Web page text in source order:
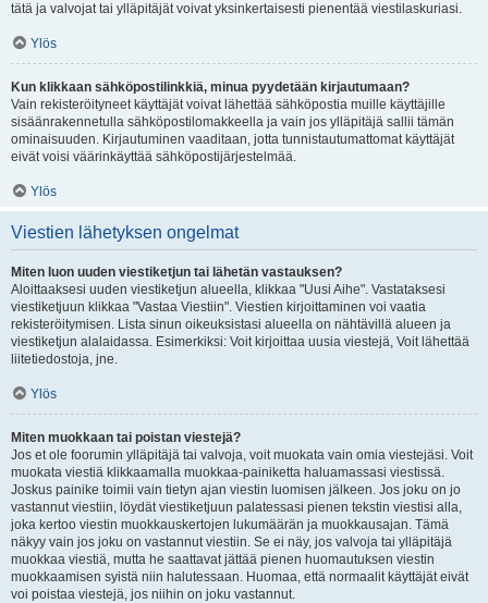
tätä ja valvojat tai ylläpitäjät voivat yksinkertaisesti pienentää viestilaskuriasi.
Ylös
Kun klikkaan sähköpostilinkkiä, minua pyydetään kirjautumaan?
Vain rekisteröityneet käyttäjät voivat lähettää sähköpostia muille käyttäjille
sisäänrakennetulla sähköpostilomakkeella ja vain jos ylläpitäjä sallii tämän
ominaisuuden. Kirjautuminen vaaditaan, jotta tunnistautumattomat käyttäjät
eivät voisi väärinkäyttää sähköpostijärjestelmää.
Ylös
Viestien lähetyksen ongelmat
Miten luon uuden viestiketjun tai lähetän vastauksen?
Aloittaaksesi uuden viestiketjun alueella, klikkaa "Uusi Aihe". Vastataksesi
viestiketjuun klikkaa "Vastaa Viestiin". Viestien kirjoittaminen voi vaatia
rekisteröitymisen. Lista sinun oikeuksistasi alueella on nähtävillä alueen ja
viestiketjun alalaidassa. Esimerkiksi: Voit kirjoittaa uusia viestejä, Voit lähettää
liitetiedostoja, jne.
Ylös
Miten muokkaan tai poistan viestejä?
Jos et ole foorumin ylläpitäjä tai valvoja, voit muokata vain omia viestejäsi. Voit
muokata viestiä klikkaamalla muokkaa-painiketta haluamassasi viestissä.
Joskus painike toimii vain tietyn ajan viestin luomisen jälkeen. Jos joku on jo
vastannut viestiin, löydät viestiketjuun palatessasi pienen tekstin viestisi alla,
joka kertoo viestin muokkauskertojen lukumäärän ja muokkausajan. Tämä
näkyy vain jos joku on vastannut viestiin. Se ei näy, jos valvoja tai ylläpitäjä
muokkaa viestiä, mutta he saattavat jättää pienen huomautuksen viestin
muokkaamisen syistä niin halutessaan. Huomaa, että normaalit käyttäjät eivät
voi poistaa viestejä, jos niihin on joku vastannut.